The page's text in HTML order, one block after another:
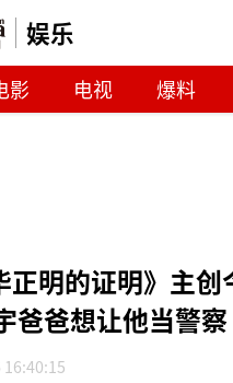
娱乐
影 电视 爆料
正明的证明》主创
爸爸想让他当警察